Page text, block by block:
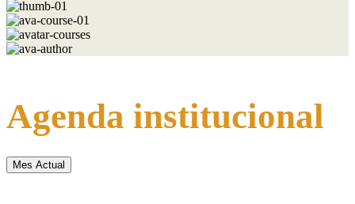
Agenda institucional
Mes Actual